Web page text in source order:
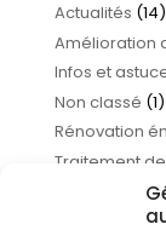
Actualités (14)
Amélioration
Infos et
Non classé (1)
Rénovation
Traitement